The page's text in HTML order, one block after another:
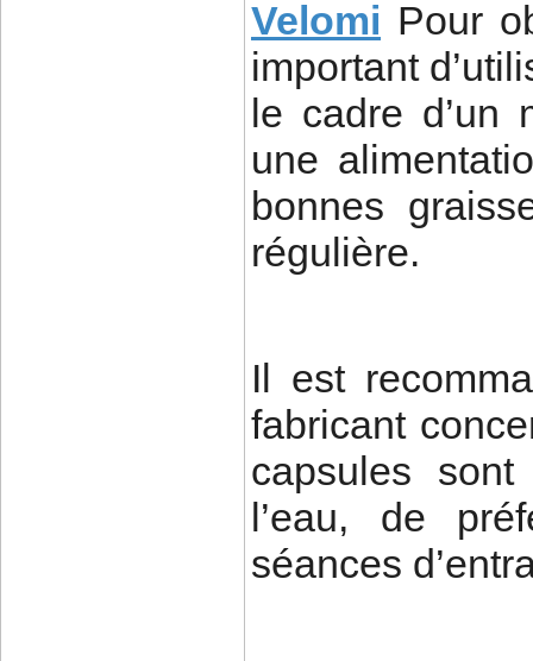
Velomi Pour
important
le cadre d’un
une
bonnes
régulière.
Il est
fabricant
capsules
l’eau, de
séances